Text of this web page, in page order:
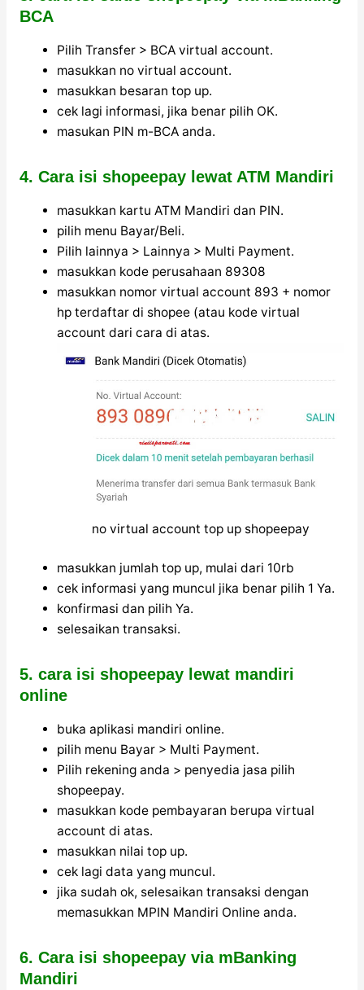
BCA
Pilih Transfer > BCA virtual account.
masukkan no virtual account.
masukkan besaran top up.
cek lagi informasi, jika benar pilih OK.
masukan PIN m-BCA anda.
4. Cara isi shopeepay lewat ATM Mandiri
masukkan kartu ATM Mandiri dan PIN.
pilih menu Bayar/Beli.
Pilih lainnya > Lainnya > Multi Payment.
masukkan kode perusahaan 89308
masukkan nomor virtual account 893 + nomor
hp terdaftar di shopee (atau kode virtual
account dari cara di atas.
no virtual account top up shopeepay
masukkan jumlah top up, mulai dari 10rb
cek informasi yang muncul jika benar pilih 1 Ya.
konfirmasi dan pilih Ya.
selesaikan transaksi.
5. cara isi shopeepay lewat mandiri
online
buka aplikasi mandiri online.
pilih menu Bayar > Multi Payment.
Pilih rekening anda > penyedia jasa pilih
shopeepay.
masukkan kode pembayaran berupa virtual
account di atas.
masukkan nilai top up.
cek lagi data yang muncul.
jika sudah ok, selesaikan transaksi dengan
memasukkan MPIN Mandiri Online anda.
6. Cara isi shopeepay via mBanking
Mandiri